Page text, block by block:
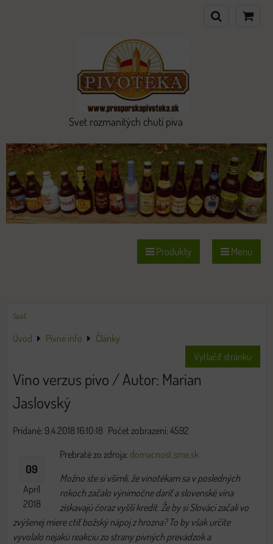
Svet rozmanitých chutí piva
Produkty Menu
Späť
Úvod Pivné info
Články
Vytlačiť stránku
Víno verzus pivo / Autor: Marian
Jaslovský
Pridané: 9.4.2018 16:10:18 Počet zobrazení: 4592
09
Apríl
2018
Prebraté zo zdroja: domacnost.sme.sk
Možno ste si všimli, že vinotékam sa v posledných
rokoch začalo výnimočne dariť a slovenské vína
získavajú čoraz vyšší kredit. Že by si Slováci začali vo
zvýšenej miere ctiť božský nápoj z hrozna? To by však určite
vyvolalo nejakú reakciu zo strany pivných prevádzok a